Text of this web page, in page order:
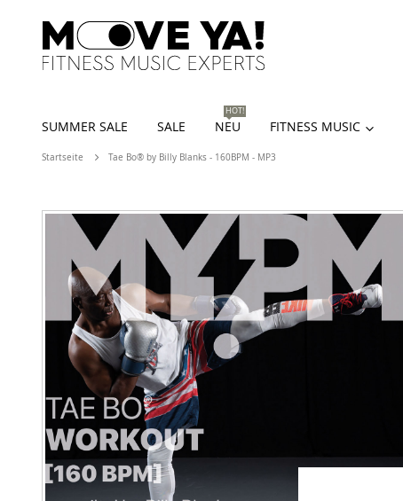
SUMMER SALE SALE NEU
HOT!
FITNESS MUSIC
Startseite Tae Bo® by Billy Blanks - 160BPM - MP3